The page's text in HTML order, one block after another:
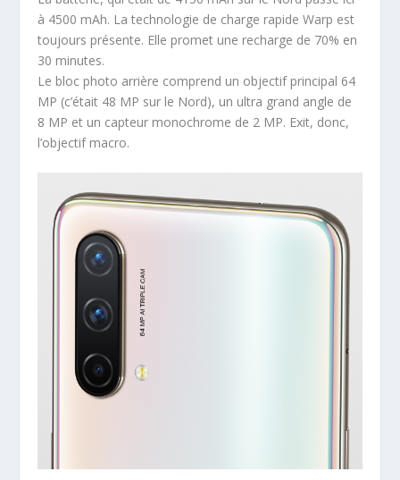
à 4500 mAh. La technologie de charge rapide Warp est
toujours présente. Elle promet une recharge de 70% en
30 minutes.
Le bloc photo arrière comprend un objectif principal 64
MP (c’était 48 MP sur le Nord), un ultra grand angle de
8 MP et un capteur monochrome de 2 MP. Exit, donc,
l’objectif macro.